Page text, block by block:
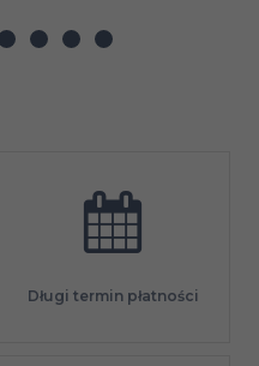
Długi termin płatności